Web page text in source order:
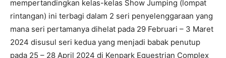
mempertandingkan kelas-kelas Show Jumping (lompat
rintangan) ini terbagi dalam 2 seri penyelenggaraan yang
mana seri pertamanya dihelat pada 29 Februari – 3 Maret
2024 disusul seri kedua yang menjadi babak penutup
pada 25 – 28 April 2024 di Kenpark Equestrian Complex